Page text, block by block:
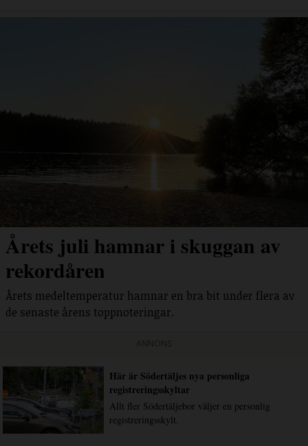
Årets juli hamnar i skuggan av
rekordåren
Årets medeltemperatur hamnar en bra bit under flera av
de senaste årens toppnoteringar.
Här är Södertäljes nya personliga
registreringsskyltar
Allt fler Södertäljebor väljer en personlig
registreringsskylt.